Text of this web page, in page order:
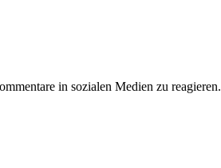
in sozialen Medien zu reagieren.